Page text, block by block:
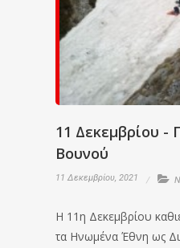
11 Δεκεμβρίου -
Βουνού
11 Δεκεμβρίου, 2021
Η 11η Δεκεμβρίου
τα Ηνωμένα Έθνη ως